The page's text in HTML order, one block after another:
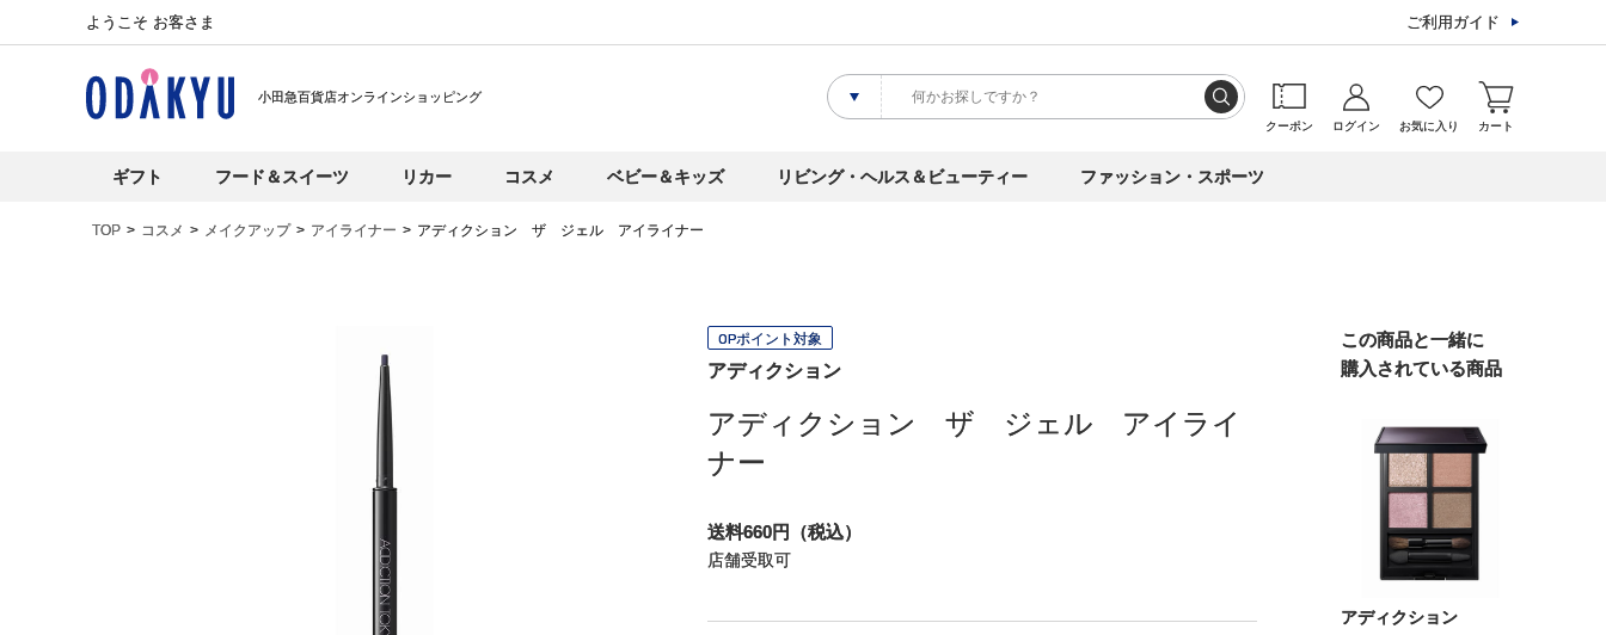
ようこそ お客さま ご利用ガイド
小田急百貨店オンラインショッピング
クーポン ログイン お気に入り カート
ギフト フード＆スイーツ リカー コスメ ベビー＆キッズ リビング・ヘルス＆ビューティー ファッション・スポーツ
TOP コスメ メイクアップ アイライナー アディクション ザ ジェル アイライナー
OPポイント対象
アディクション
アディクション ザ ジェル アイライ
ナー
送料660円（税込）
店舗受取可
この商品と一緒に
購入されている商品
アディクション